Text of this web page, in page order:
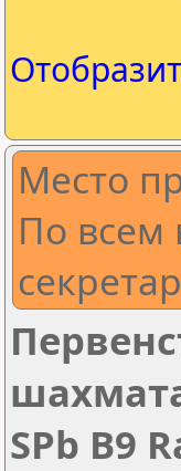
Место
По всем
SPb B9